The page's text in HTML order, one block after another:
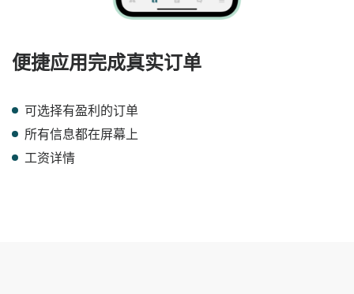
便捷应用完成真实订单
可选择有盈利的订单
所有信息都在屏幕上
工资详情